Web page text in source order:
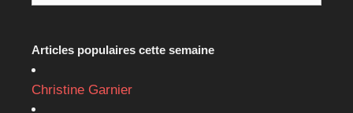
Articles populaires cette semaine
Christine Garnier